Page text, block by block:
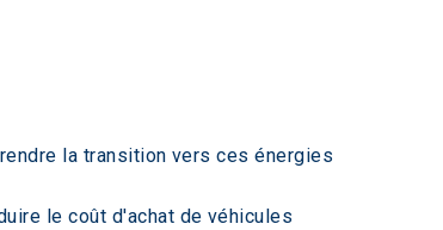
la transition vers ces énergies
le coût d'achat de véhicules